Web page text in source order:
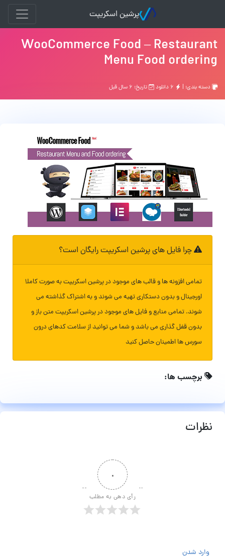
پرشین اسکریپت
WooCommerce Food – Restaurant
Menu Food ordering
دسته بندی: | تاریخ: ۶ سال قبل
چرا فایل های پرشین اسکریپت رایگان است؟
تمامی افزونه ها و قالب های موجود در پرشین اسکریپت به صورت کاملا
اورجینال و بدون دستکاری تهیه می شوند و به اشتراک گذاشته می
شوند. تمامی منابع و فایل های موجود در پرشین اسکریپت متن باز و
بدون قفل گذاری می باشد و شما می توانید از سلامت کدهای درون
سورس ها اطمینان حاصل کنید
برچسب ها:
نظرات
۰
رأی دهی به مطلب
وارد شدن